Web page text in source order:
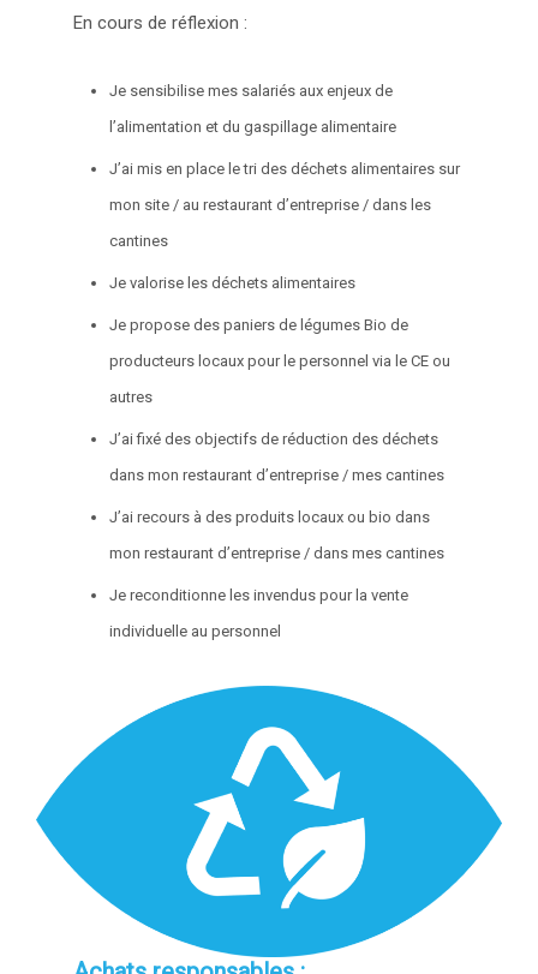
En cours de réflexion :
Je sensibilise mes salariés aux enjeux de
l’alimentation et du gaspillage alimentaire
J’ai mis en place le tri des déchets alimentaires sur
mon site / au restaurant d’entreprise / dans les
cantines
Je valorise les déchets alimentaires
Je propose des paniers de légumes Bio de
producteurs locaux pour le personnel via le CE ou
autres
J’ai fixé des objectifs de réduction des déchets
dans mon restaurant d’entreprise / mes cantines
J’ai recours à des produits locaux ou bio dans
mon restaurant d’entreprise / dans mes cantines
Je reconditionne les invendus pour la vente
individuelle au personnel